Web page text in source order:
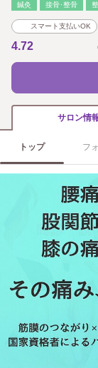
鍼灸 接骨･整骨
スマート支払いOK
4.72
サロン情
トップ フ